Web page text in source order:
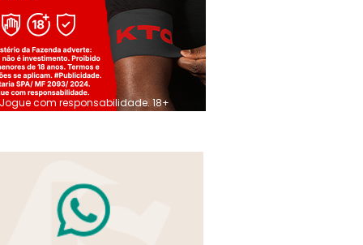
Jogue com responsabilidade. 18+